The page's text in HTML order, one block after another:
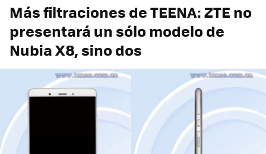
Más filtraciones de TEENA: ZTE no
presentará un sólo modelo de
Nubia X8, sino dos